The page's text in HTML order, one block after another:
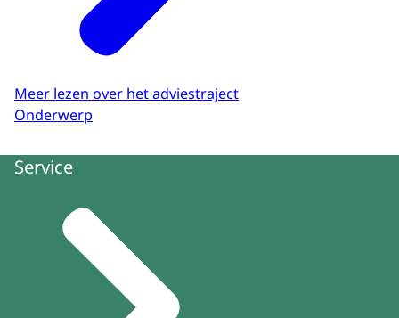
Meer lezen over het adviestraject
Onderwerp
Service